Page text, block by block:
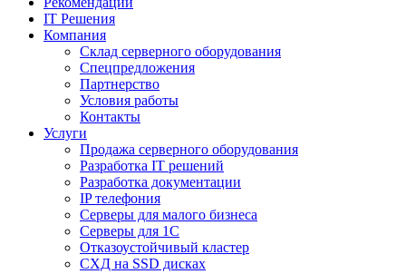
IT Решения
Компания
Склад серверного оборудования
Спецпредложения
Партнерство
Условия работы
Контакты
Услуги
Продажа серверного оборудования
Разработка IT решений
Разработка документации
IP телефония
Серверы для малого бизнеса
Серверы для 1С
Отказоустойчивый кластер
СХД на SSD дисках